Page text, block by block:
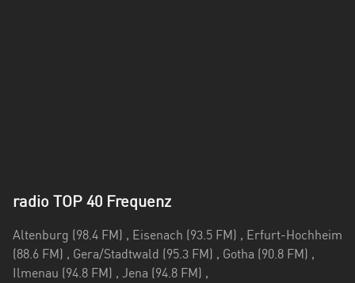
radio TOP 40 Frequenz
Altenburg (98.4 FM) , Eisenach (93.5 FM) , Erfurt-Hochheim
(88.6 FM) , Gera/Stadtwald (95.3 FM) , Gotha (90.8 FM) ,
Ilmenau (94.8 FM) , Jena (94.8 FM) ,